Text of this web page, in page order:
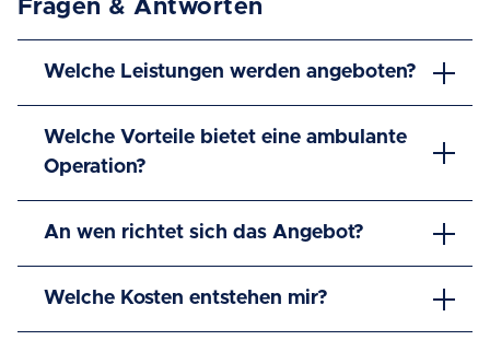
Fragen & Antworten
Welche Leistungen werden angeboten?
Welche Vorteile bietet eine ambulante
Operation?
An wen richtet sich das Angebot?
Welche Kosten entstehen mir?